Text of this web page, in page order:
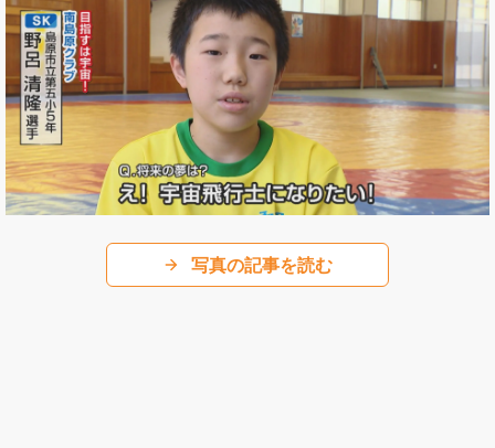
写真の記事を読む